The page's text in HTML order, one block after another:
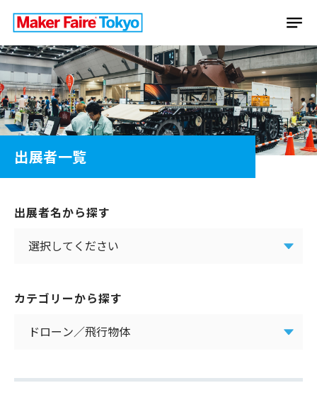
出展者一覧
出展者名から探す
カテゴリーから探す